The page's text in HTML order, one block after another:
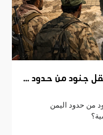
جنود من حدود ...
من حدود اليمن